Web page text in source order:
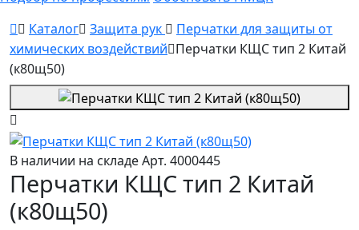
Каталог
Защита рук
Перчатки для защиты от
химических воздействий Перчатки КЩС тип 2 Китай
(к80щ50)
В наличии на складеАрт. 4000445
Перчатки КЩС тип 2 Китай
(к80щ50)